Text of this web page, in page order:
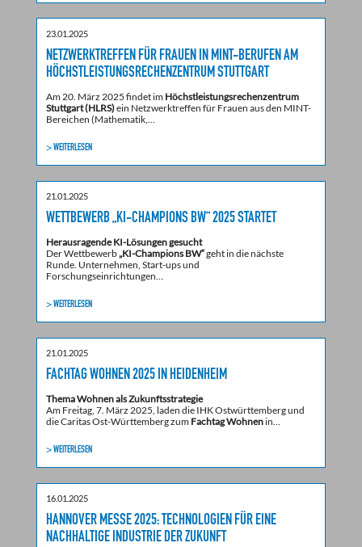
23.01.2025
NETZWERKTREFFEN FÜR FRAUEN IN MINT-BERUFEN AM
HÖCHSTLEISTUNGSRECHENZENTRUM STUTTGART
Am 20. März 2025 findet im Höchstleistungsrechenzentrum
Stuttgart (HLRS)ein Netzwerktreffen für Frauen aus den MINT-
Bereichen (Mathematik,…
> WEITERLESEN
21.01.2025
WETTBEWERB „KI-CHAMPIONS BW“ 2025 STARTET
Herausragende KI-Lösungen gesucht
Der Wettbewerb „KI-Champions BW“geht in die nächste
Runde. Unternehmen, Start-ups und
Forschungseinrichtungen…
> WEITERLESEN
21.01.2025
FACHTAG WOHNEN 2025 IN HEIDENHEIM
Thema Wohnen als Zukunftsstrategie
Am Freitag, 7. März 2025, laden die IHK Ostwürttemberg und
die Caritas Ost-Württemberg zum Fachtag Wohnenin…
> WEITERLESEN
16.01.2025
HANNOVER MESSE 2025: TECHNOLOGIEN FÜR EINE
NACHHALTIGE INDUSTRIE DER ZUKUNFT